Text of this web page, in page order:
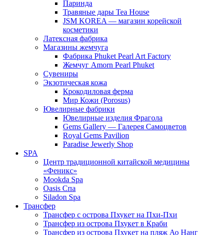
Паринда
Травяные дары Tea House
JSM KOREA — магазин корейской
косметики
Латексная фабрика
Магазины жемчуга
Фабрика Phuket Pearl Art Factory
Жемчуг Amorn Pearl Phuket
Сувениры
Экзотическая кожа
Крокодиловая ферма
Мир Кожи (Porosus)
Ювелирные фабрики
Ювелирные изделия Фрагола
Gems Gallery — Галерея Самоцветов
Royal Gems Pavilion
Paradise Jewerly Shop
SPA
Центр традиционной китайской медицины
«Феникс»
Mookda Spa
Oasis Спа
Siladon Spa
Трансфер
Трансфер с острова Пхукет на Пхи-Пхи
Трансфер из острова Пхукет в Краби
Трансфер из острова Пхукет на пляж Ао Нанг